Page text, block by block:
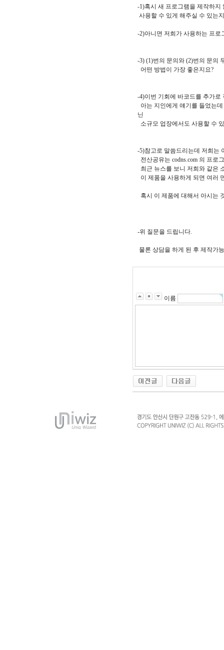
-1)혹시 새 프로그램을 제작하
사용할 수 있게 해주실 수 있는
-2)아니면 저희가 사용하는 프로
-3) (1)번의 문의와 (2)번의 문의
어떤 방법이 가장 좋은지요?
-4)이번 기회에 바코드를 추가
아는 지인에게 얘기를 들었는
닌
소규모 업장에서도 사용할 수
-5)참고로 말씀드리는데 저희는
전산공유는 codns.com 의 프로
최근 뉴스를 보니 저희와 같은
이 제품을 사용하게 되면 여러
혹시 이 제품에 대해서 아시는
-위 질문을 드립니다.
물론 상담을 하게 된 후 제작가
이름